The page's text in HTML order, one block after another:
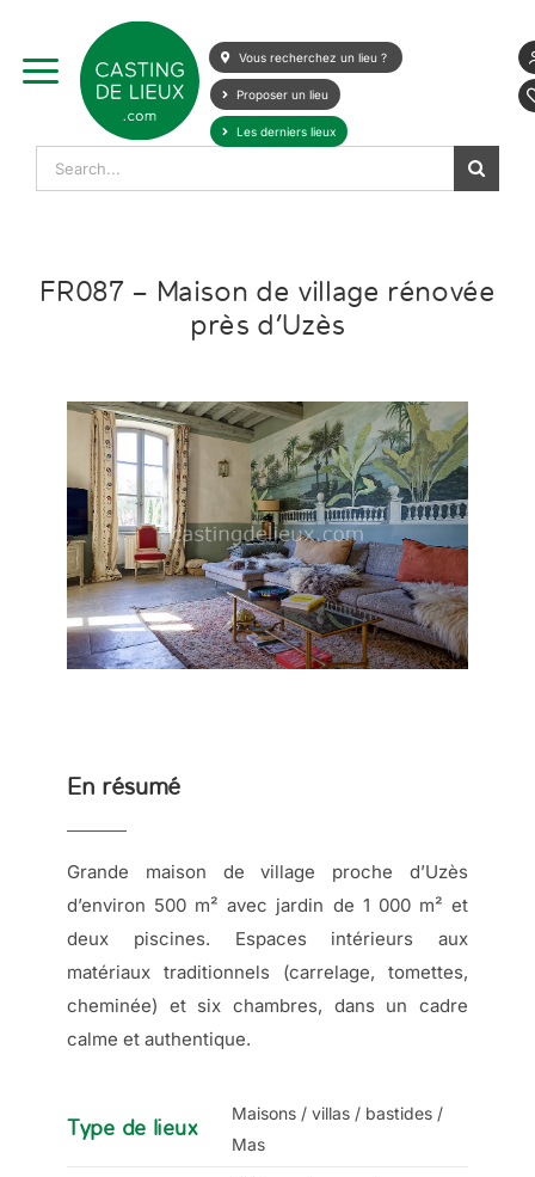
content
Vous recherchez un lieu ?
Proposer un lieu
Les derniers lieux
Search
for:
FR087 – Maison de village rénovée
près d’Uzès
En résumé
Grande maison de village proche d’Uzès
d’environ 500 m² avec jardin de 1 000 m² et
deux piscines. Espaces intérieurs aux
matériaux traditionnels (carrelage, tomettes,
cheminée) et six chambres, dans un cadre
calme et authentique.
Type de lieux
Maisons / villas / bastides /
Mas